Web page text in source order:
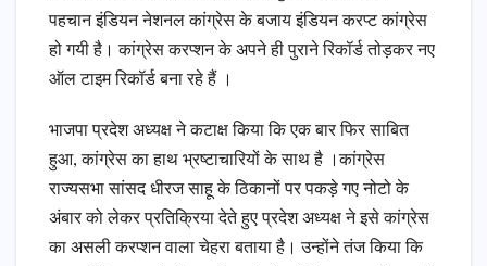
पहचान इंडियन नेशनल कांग्रेस के बजाय इंडियन करप्ट कांग्रेस
हो गयी है। कांग्रेस करप्शन के अपने ही पुराने रिकॉर्ड तोड़कर नए
ऑल टाइम रिकॉर्ड बना रहे हैं ।
भाजपा प्रदेश अध्यक्ष ने कटाक्ष किया कि एक बार फिर साबित
हुआ, कांग्रेस का हाथ भ्रष्टाचारियों के साथ है ।कांग्रेस
राज्यसभा सांसद धीरज साहू के ठिकानों पर पकड़े गए नोटो के
अंबार को लेकर प्रतिक्रिया देते हुए प्रदेश अध्यक्ष ने इसे कांग्रेस
का असली करप्शन वाला चेहरा बताया है। उन्होंने तंज किया कि